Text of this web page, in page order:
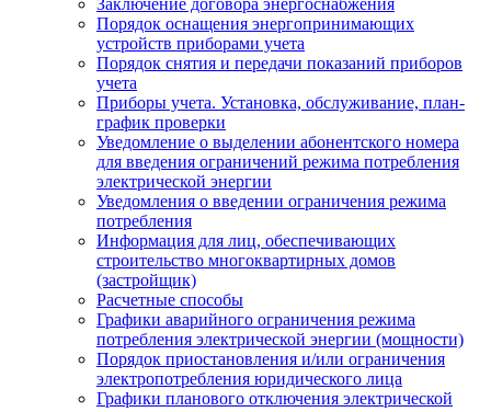
Заключение договора энергоснабжения
Порядок оснащения энергопринимающих
устройств приборами учета
Порядок снятия и передачи показаний приборов
учета
Приборы учета. Установка, обслуживание, план-
график проверки
Уведомление о выделении абонентского номера
для введения ограничений режима потребления
электрической энергии
Уведомления о введении ограничения режима
потребления
Информация для лиц, обеспечивающих
строительство многоквартирных домов
(застройщик)
Расчетные способы
Графики аварийного ограничения режима
потребления электрической энергии (мощности)
Порядок приостановления и/или ограничения
электропотребления юридического лица
Графики планового отключения электрической